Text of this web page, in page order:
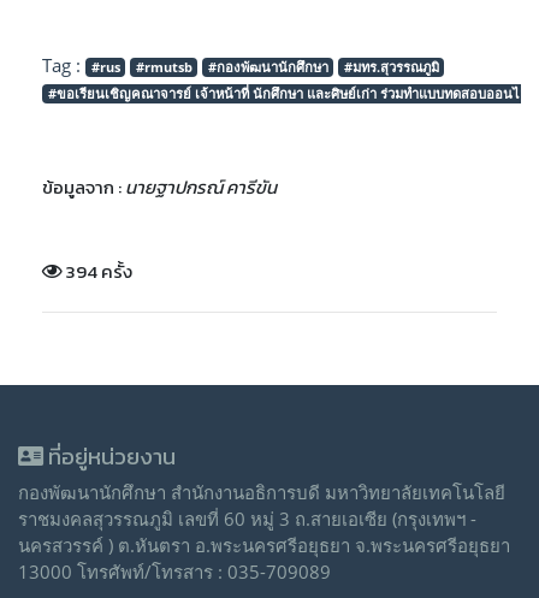
Tag : #rus #rmutsb #กองพัฒนานักศึกษา
#มทร.สุวรรณภูมิ
#ขอเรียนเชิญคณาจารย์ เจ้าหน้าที่ นักศึกษา และศิษย์เก่า ร่วมทำแบบทดสอบออนไล
ข้อมูลจาก :นายฐาปกรณ์ คารีขัน
394 ครั้ง
ที่อยู่หน่วยงาน
กองพัฒนานักศึกษา สำนักงานอธิการบดี มหาวิทยาลัยเทคโนโลยี
ราชมงคลสุวรรณภูมิ เลขที่ 60 หมู่ 3 ถ.สายเอเซีย (กรุงเทพฯ -
นครสวรรค์ ) ต.หันตรา อ.พระนครศรีอยุธยา จ.พระนครศรีอยุธยา
13000 โทรศัพท์/โทรสาร : 035-709089